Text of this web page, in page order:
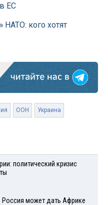
ЕС
НАТО: кого хотят
ООН Украина
политический кризис
Россия может дать Африке